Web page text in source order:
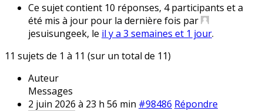
Ce sujet contient 10 réponses, 4 participants et a
été mis à jour pour la dernière fois par
jesuisungeek, le il y a 3 semaines et 1 jour.
11 sujets de 1 à 11 (sur un total de 11)
Auteur
Messages
2 juin 2026 à 23 h 56 min #98486 Répondre